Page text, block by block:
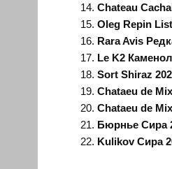
Chateau
Oleg Repin
Rara Avis
Le K2
Sort Shiraz
Chataeu de
Chataeu de
Бюрнье Сира
Kulikov Сира